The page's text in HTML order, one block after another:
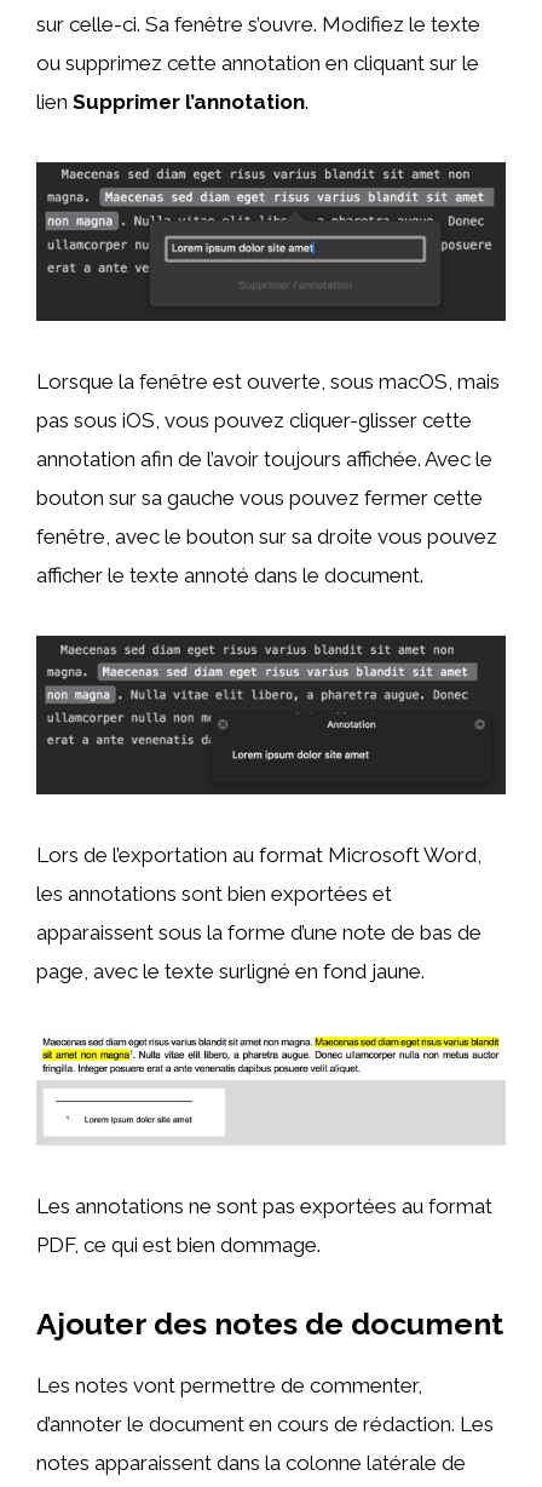
sur celle-ci. Sa fenêtre s’ouvre. Modifiez le texte
ou supprimez cette annotation en cliquant sur le
lien Supprimer l’annotation.
Lorsque la fenêtre est ouverte, sous macOS, mais
pas sous iOS, vous pouvez cliquer-glisser cette
annotation afin de l’avoir toujours affichée. Avec le
bouton sur sa gauche vous pouvez fermer cette
fenêtre, avec le bouton sur sa droite vous pouvez
afficher le texte annoté dans le document.
Lors de l’exportation au format Microsoft Word,
les annotations sont bien exportées et
apparaissent sous la forme d’une note de bas de
page, avec le texte surligné en fond jaune.
Les annotations ne sont pas exportées au format
PDF, ce qui est bien dommage.
Ajouter des notes de document
Les notes vont permettre de commenter,
d’annoter le document en cours de rédaction. Les
notes apparaissent dans la colonne latérale de